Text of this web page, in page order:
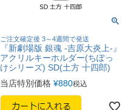
ご注文確定後 3～4週間で発送
『新劇場版 銀魂 -吉原大炎上-』
アクリルキーホルダー(ちぽっ
けシリーズ) SD(土方 十四郎)
当店特別価格 ¥880税込